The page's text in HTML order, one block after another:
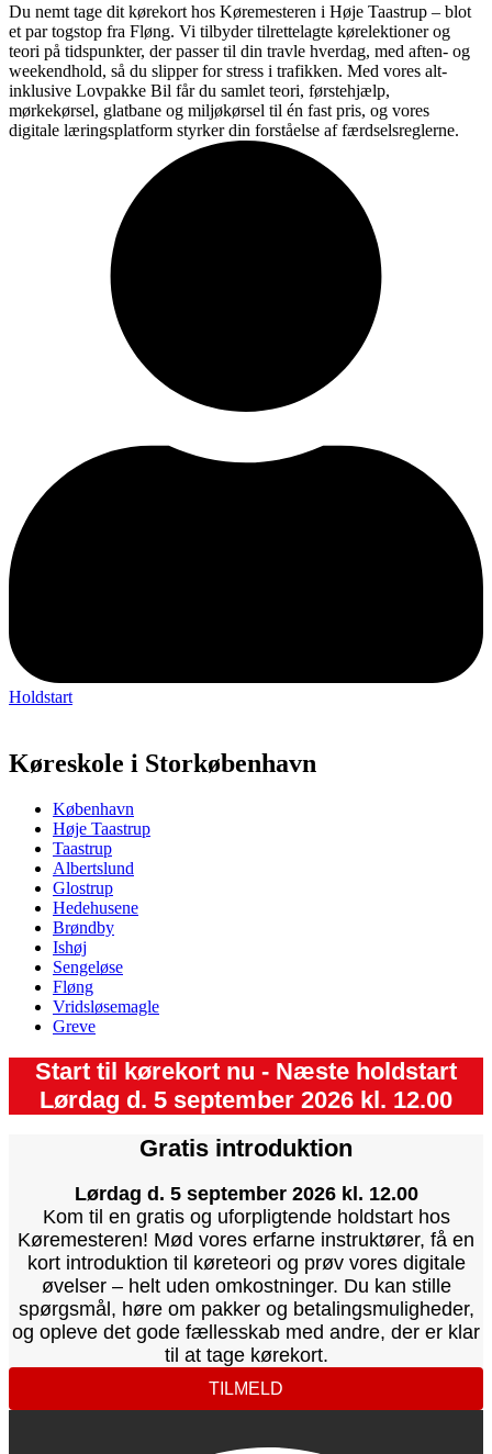
Du nemt tage dit kørekort hos Køremesteren i Høje Taastrup – blot
et par togstop fra Fløng. Vi tilbyder tilrettelagte kørelektioner og
teori på tidspunkter, der passer til din travle hverdag, med aften- og
weekendhold, så du slipper for stress i trafikken. Med vores alt-
inklusive Lovpakke Bil får du samlet teori, førstehjælp,
mørkekørsel, glatbane og miljøkørsel til én fast pris, og vores
digitale læringsplatform styrker din forståelse af færdselsreglerne.
Holdstart
Køreskole i Storkøbenhavn
København
Høje Taastrup
Taastrup
Albertslund
Glostrup
Hedehusene
Brøndby
Ishøj
Sengeløse
Fløng
Vridsløsemagle
Greve
Start til kørekort nu - Næste holdstart
Lørdag d. 5 september 2026 kl. 12.00
Gratis introduktion
Lørdag d. 5 september 2026 kl. 12.00
Kom til en gratis og uforpligtende holdstart hos
Køremesteren! Mød vores erfarne instruktører, få en
kort introduktion til køreteori og prøv vores digitale
øvelser – helt uden omkostninger. Du kan stille
spørgsmål, høre om pakker og betalingsmuligheder,
og opleve det gode fællesskab med andre, der er klar
til at tage kørekort.
TILMELD